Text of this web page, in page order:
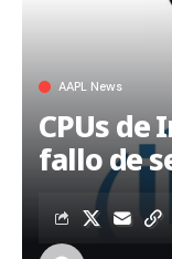
AAPL News
CPUs
fallo de